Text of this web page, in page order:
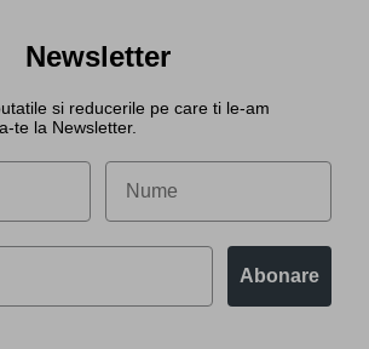
Newsletter
si reducerile pe care ti le-am
te la Newsletter.
Abonare